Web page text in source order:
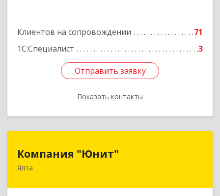
Клиентов на сопровождении
71
1С:Специалист
3
Отправить заявку
Показать контакты
Отправить заявку
Назад
Компания "Юнит"
Ялта
298600, Крым Респ, Ялта г, Васильева ул, дом №